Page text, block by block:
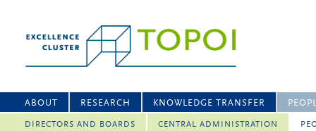
ABOUT RESEARCH KNOWLEDGE TRANSFER
DIRECTORS AND BOARDS CENTRAL ADMINISTRATION